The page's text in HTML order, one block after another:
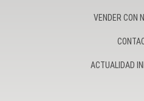
VENDER CON
ACTUALIDAD